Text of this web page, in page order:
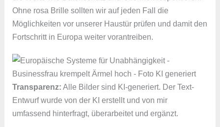
Ohne rosa Brille sollten wir auf jeden Fall die
Möglichkeiten vor unserer Haustür prüfen und damit den
Fortschritt in Europa weiter vorantreiben.
Transparenz: Alle Bilder sind KI-generiert. Der Text-
Entwurf wurde von der KI erstellt und von mir
umfassend hinterfragt, überarbeitet und ergänzt.